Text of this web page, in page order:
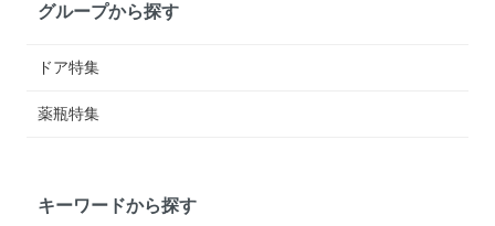
グループから探す
ドア特集
薬瓶特集
キーワードから探す